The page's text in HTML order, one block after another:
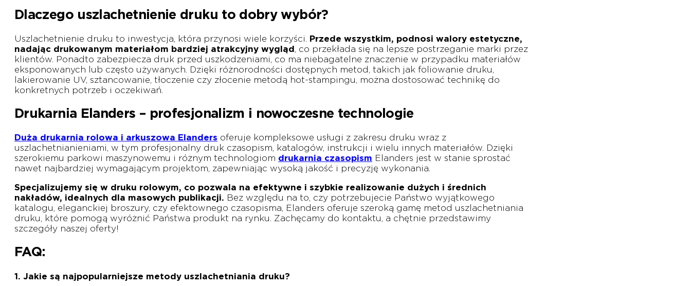
Dlaczego uszlachetnienie druku to dobry wybór?
Uszlachetnienie druku to inwestycja, która przynosi wiele korzyści. Przede wszystkim, podnosi walory estetyczne,
nadając drukowanym materiałom bardziej atrakcyjny wygląd , co przekłada się na lepsze postrzeganie marki przez
klientów. Ponadto zabezpiecza druk przed uszkodzeniami, co ma niebagatelne znaczenie w przypadku materiałów
eksponowanych lub często używanych. Dzięki różnorodności dostępnych metod, takich jak foliowanie druku,
lakierowanie UV, sztancowanie, tłoczenie czy złocenie metodą hot-stampingu, można dostosować technikę do
konkretnych potrzeb i oczekiwań.
Drukarnia Elanders – profesjonalizm i nowoczesne technologie
Duża drukarnia rolowa i arkuszowa Elanders oferuje kompleksowe usługi z zakresu druku wraz z
uszlachetnianieniami, w tym profesjonalny druk czasopism, katalogów, instrukcji i wielu innych materiałów. Dzięki
szerokiemu parkowi maszynowemu i różnym technologiom drukarnia czasopism Elanders jest w stanie sprostać
nawet najbardziej wymagającym projektom, zapewniając wysoką jakość i precyzję wykonania.
Specjalizujemy się w druku rolowym, co pozwala na efektywne i szybkie realizowanie dużych i średnich
nakładów, idealnych dla masowych publikacji. Bez względu na to, czy potrzebujecie Państwo wyjątkowego
katalogu, eleganckiej broszury, czy efektownego czasopisma, Elanders oferuje szeroką gamę metod uszlachetniania
druku, które pomogą wyróżnić Państwa produkt na rynku. Zachęcamy do kontaktu, a chętnie przedstawimy
szczegóły naszej oferty!
FAQ:
1. Jakie są najpopularniejsze metody uszlachetniania druku?